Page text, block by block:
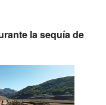
la sequía de